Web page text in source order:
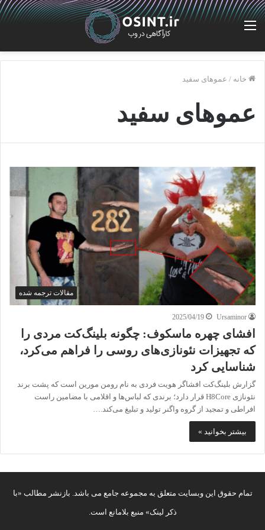
منو
خانه / عموهای سفید
عموهای سفید
مقالات ترجمه شده
Ursaminor
2025/04/19
افشای چهره ماسکوف: چگونه بلینگ‌کت مردی را
که تجهیزات نئونازی‌های روسی را فراهم می‌کرد،
شناسایی کرد
گزارش بلینگ‌کت افشاگر هویت فردی به نام رومن مورین است که پشت برند
نئونازی H8Core قرار دارد؛ برندی که لباس‌ها و اقلامی با مضامین راست
افراطی و تمجید از گروه واگنر تولید و تبلیغ می‌کند.…
بیشتر بخوانید »
تمام حقوق این وبسایت متعلق به مجموعه جامع می باشد. بازنشر مطالب «با
ذکر لینک» منبع بلامانع است.